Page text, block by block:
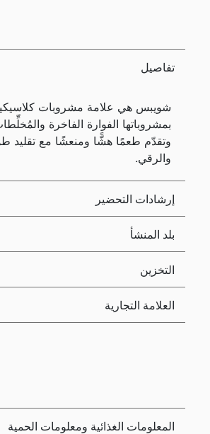
تفاصيل
شويبس هي علامة مشروبات
بمشروباتها الفوارة الفاخرة
وتقدّم طعمًا هشًّا ومنعشًا مع تقليد
والرقي.
إرشادات التحضير
بلد المنشأ
التخزين
العلامة التجارية
المعلومات الغذائية ومعلومات الحمية